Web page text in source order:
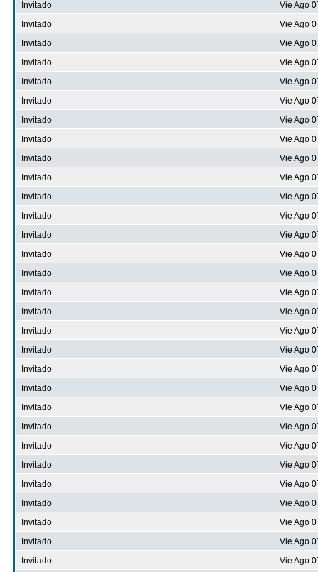
Invitado
Vie Ago
Invitado
Vie Ago
Invitado
Vie Ago
Invitado
Vie Ago
Invitado
Vie Ago
Invitado
Vie Ago
Invitado
Vie Ago
Invitado
Vie Ago
Invitado
Vie Ago
Invitado
Vie Ago
Invitado
Vie Ago
Invitado
Vie Ago
Invitado
Vie Ago
Invitado
Vie Ago
Invitado
Vie Ago
Invitado
Vie Ago
Invitado
Vie Ago
Invitado
Vie Ago
Invitado
Vie Ago
Invitado
Vie Ago
Invitado
Vie Ago
Invitado
Vie Ago
Invitado
Vie Ago
Invitado
Vie Ago
Invitado
Vie Ago
Invitado
Vie Ago
Invitado
Vie Ago
Invitado
Vie Ago
Invitado
Vie Ago
Invitado
Vie Ago